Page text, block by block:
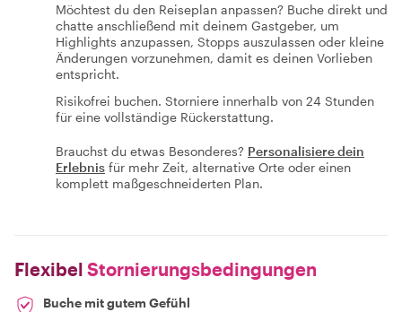
Möchtest du den Reiseplan anpassen? Buche direkt und
chatte anschließend mit deinem Gastgeber, um
Highlights anzupassen, Stopps auszulassen oder kleine
Änderungen vorzunehmen, damit es deinen Vorlieben
entspricht.
Risikofrei buchen. Storniere innerhalb von 24 Stunden
für eine vollständige Rückerstattung.
Brauchst du etwas Besonderes? Personalisiere dein
Erlebnis für mehr Zeit, alternative Orte oder einen
komplett maßgeschneiderten Plan.
Flexibel Stornierungsbedingungen
Buche mit gutem Gefühl